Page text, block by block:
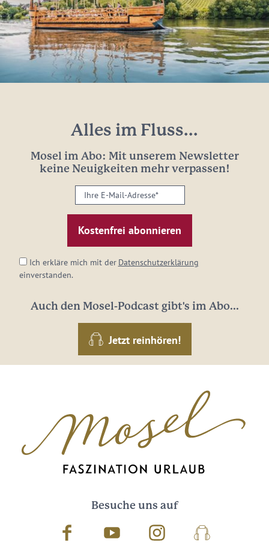
Alles im Fluss...
Mosel im Abo: Mit unserem Newsletter
keine Neuigkeiten mehr verpassen!
Ihre
E-
Mail-
Adresse:
Ich erkläre mich mit der Datenschutzerklärung
einverstanden.
Auch den Mosel-Podcast gibt's im Abo...
Jetzt reinhören!
Besuche uns auf
Facebook Youtube InstagramPodcast